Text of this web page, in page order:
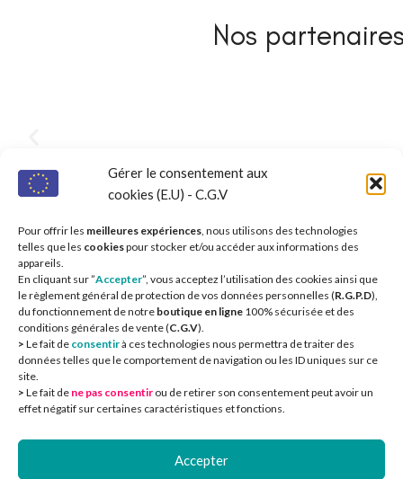
Gérer le consentement aux
cookies (E.U) - C.G.V
Pour offrir les meilleures expériences, nous utilisons des technologies
telles que les cookiespour stocker et/ou accéder aux informations des
appareils.
En cliquant sur ”Accepter”, vous acceptez l’utilisation des cookies ainsi que
le règlement général de protection de vos données personnelles (R.G.P.D),
du fonctionnement de notre boutique en ligne 100% sécurisée et des
conditions générales de vente (C.G.V).
> Le fait de consentirà ces technologies nous permettra de traiter des
données telles que le comportement de navigation ou les ID uniques sur ce
site.
> Le fait de ne pas consentir ou de retirer son consentement peut avoir un
effet négatif sur certaines caractéristiques et fonctions.
Accepter
Nos